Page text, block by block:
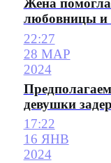
Жена
любовницы и
22:27
28 МАР
2024
девушки
17:22
16 ЯНВ
2024